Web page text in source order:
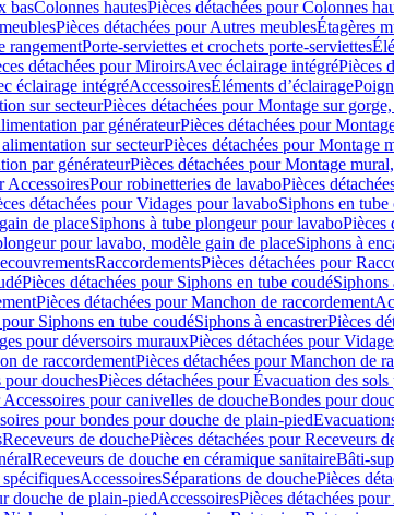
basColonnes hautesPièces détachées pour Colonnes
Pièces détachées pour Autres meublesÉtagères
rangementPorte-serviettes et crochets porte-serviettes
détachées pour MiroirsAvec éclairage intégréPièces
éclairage intégréAccessoiresÉléments d’éclairage
sur secteurPièces détachées pour Montage sur
par générateurPièces détachées pour
sur secteurPièces détachées pour Montage
par générateurPièces détachées pour Montage
AccessoiresPour robinetteries de lavaboPièces
détachées pour Vidages pour lavaboSiphons en tube
de placeSiphons à tube plongeur pour lavaboPièces
pour lavabo, modèle gain de placeSiphons à
RaccordementsPièces détachées pour
Pièces détachées pour Siphons en tube coudéSiphons
Pièces détachées pour Manchon de raccordement
pour Siphons en tube coudéSiphons à encastrerPièces
pour déversoirs murauxPièces détachées pour
de raccordementPièces détachées pour Manchon de
pour douchesPièces détachées pour Évacuation des
Accessoires pour canivelles de doucheBondes pour
pour bondes pour douche de plain-pied
Receveurs de douchePièces détachées pour Receveurs
Receveurs de douche en céramique sanitaireBâti-
AccessoiresSéparations de douchePièces
douche de plain-piedAccessoiresPièces détachées